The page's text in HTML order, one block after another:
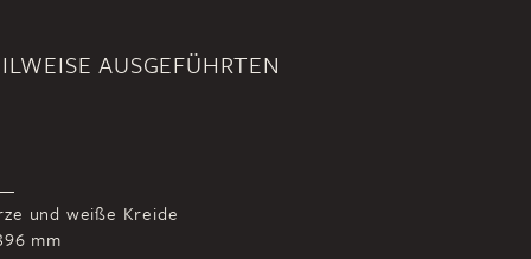
AUSGEFÜHRTEN
und weiße Kreide
mm